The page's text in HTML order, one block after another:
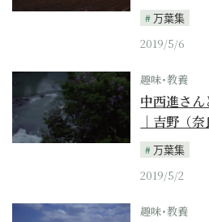
万葉集
2019/5/6
趣味･教養
中西進さ
｜吉野（
万葉集
2019/5/2
趣味･教養